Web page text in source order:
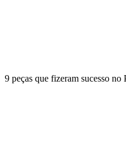
9 peças que fizeram sucesso no